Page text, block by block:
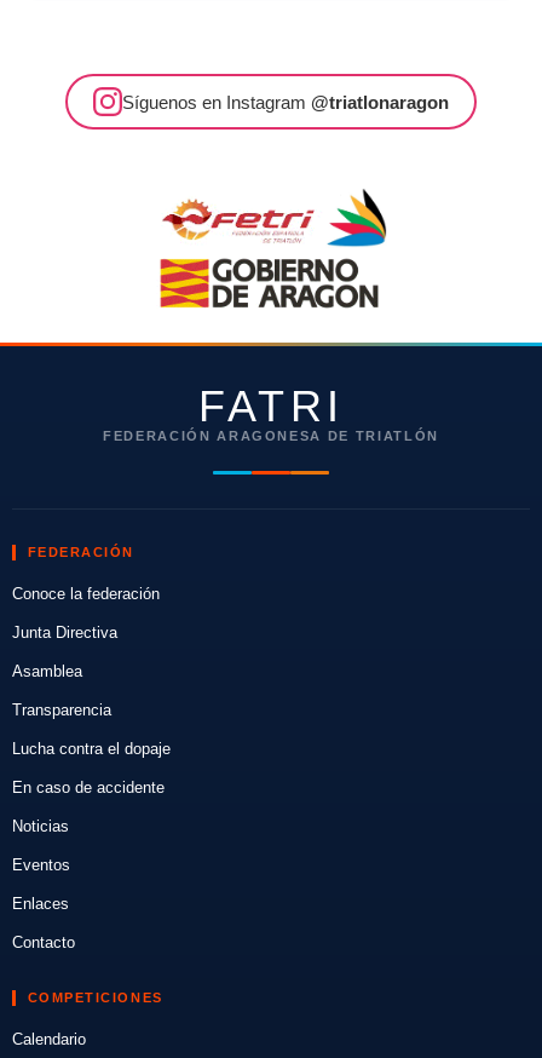
Síguenos en Instagram @triatlonaragon
FATRI
FEDERACIÓN ARAGONESA DE TRIATLÓN
FEDERACIÓN
Conoce la federación
Junta Directiva
Asamblea
Transparencia
Lucha contra el dopaje
En caso de accidente
Noticias
Eventos
Enlaces
Contacto
COMPETICIONES
Calendario